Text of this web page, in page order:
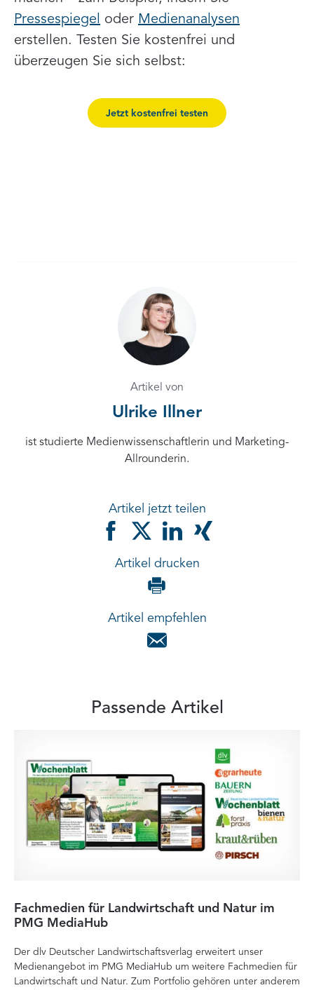
Pressespiegel oder Medienanalysen
erstellen. Testen Sie kostenfrei und
überzeugen Sie sich selbst:
Jetzt kostenfrei testen
Artikel von
Ulrike Illner
ist studierte Medienwissenschaftlerin und Marketing-
Allrounderin.
Artikel jetzt teilen
Artikel drucken
Artikel empfehlen
Passende Artikel
Fachmedien für Landwirtschaft und Natur im
PMG MediaHub
Der dlv Deutscher Landwirtschaftsverlag erweitert unser
Medienangebot im PMG MediaHub um weitere Fachmedien für
Landwirtschaft und Natur. Zum Portfolio gehören unter anderem